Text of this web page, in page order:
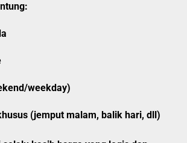
weekday)
(jemput malam, balik hari, dll)